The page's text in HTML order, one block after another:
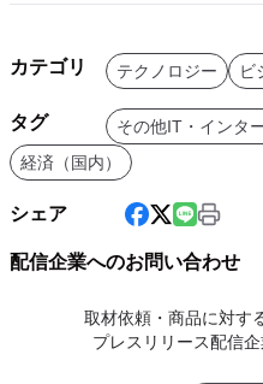
カテゴリ テクノロジー ビ
タグ その他IT・インタ
経済（国内）
シェア
配信企業へのお問い合わせ
取材依頼・商品に対す
プレスリリース配信